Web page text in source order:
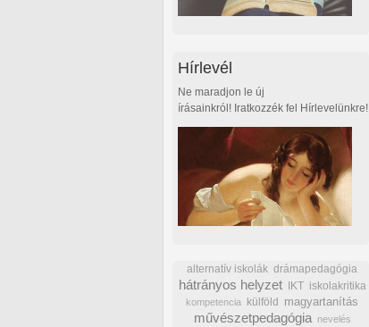
Hírlevél
Ne maradjon le új
írásainkról! Iratkozzék fel Hírlevelünkre!
alternatív iskolák drámapedagógia
hátrányos helyzet IKT iskolakritika
kompetencia külföld magyartanítás
művészetpedagógia
nevelés